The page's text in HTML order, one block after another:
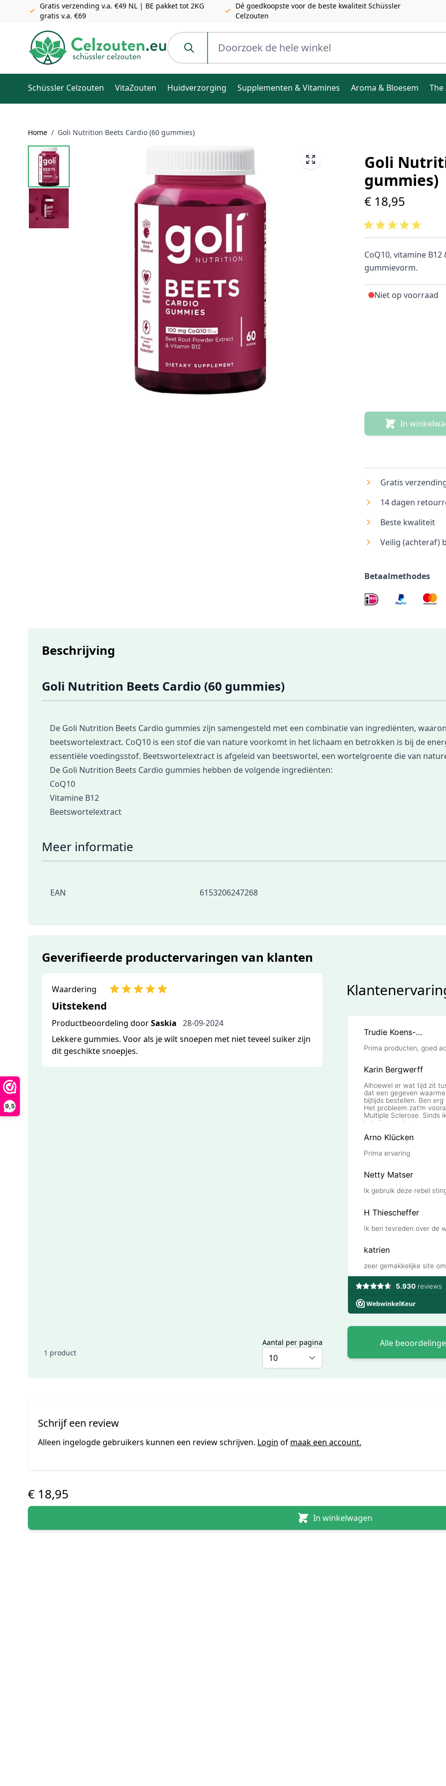
9,5
Gratis verzending v.a. €49 NL | BE pakket tot 2KG
gratis v.a. €69
Dé goedkoopste voor de beste kwaliteit Schüssler
Celzouten
Doorzoek de hele winkel
Schüssler Celzouten VitaZouten Huidverzorging Supplementen & Vitamines Aroma & Bloesem The
Home / Goli Nutrition Beets Cardio (60 gummies)
Goli
gummies)
€ 18,95
CoQ10, vitamine
gummievorm.
Niet op voorraad
In
Gratis
14 dagen
Beste kwaliteit
Veilig (achteraf)
Betaalmethodes
Beschrijving
Goli Nutrition Beets Cardio (60 gummies)
De Goli Nutrition Beets Cardio gummies zijn samengesteld met een combinatie van ingrediënten,
beetswortelextract. CoQ10 is een stof die van nature voorkomt in het lichaam en betrokken is bij de
essentiële voedingsstof. Beetswortelextract is afgeleid van beetswortel, een wortelgroente die van
De Goli Nutrition Beets Cardio gummies hebben de volgende ingrediënten:
CoQ10
Vitamine B12
Beetswortelextract
Meer informatie
EAN 6153206247268
Geverifieerde productervaringen van klanten
Waardering
Uitstekend
Productbeoordeling doorSaskia 28-09-2024
Lekkere gummies. Voor als je wilt snoepen met niet teveel suiker zijn
dit geschikte snoepjes.
1 product
Aantal per pagina Alle
Schrijf een review
Alleen ingelogde gebruikers kunnen een review schrijven. Login of maak een account.
€ 18,95
In winkelwagen